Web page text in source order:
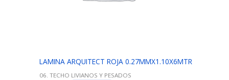
LAMINA ARQUITECT ROJA 0.27MMX1.10X6MTR
06. TECHO LIVIANOS Y PESADOS